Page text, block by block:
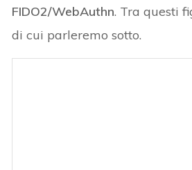
FIDO2/WebAuthn. Tra questi
di cui parleremo sotto.